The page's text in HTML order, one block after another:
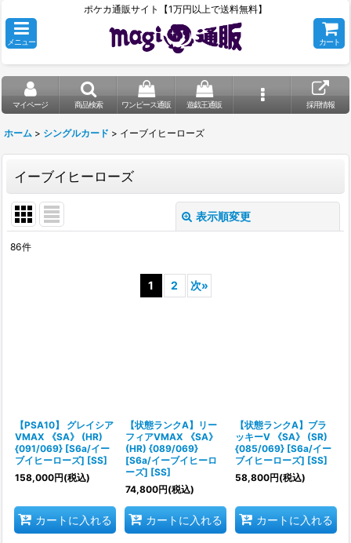
ポケカ通販サイト【1万円以上で送料無料】
メニュー カート
マイページ 商品検索 ワンピース通販 遊戯王通販 採用情報
ホーム > シングルカード > イーブイヒーローズ
イーブイヒーローズ
表示順変更
86件
1 2 次»
【PSA10】 グレイシア
VMAX 《SA》 (HR)
{091/069} [S6a/イー
ブイヒーローズ] [SS]
158,000円(税込)
カートに入れる
【状態ランクA】リー
フィアVMAX 《SA》
(HR) {089/069}
[S6a/イーブイヒーロ
ーズ] [SS]
74,800円(税込)
カートに入れる
【状態ランクA】ブラ
ッキーV 《SA》 (SR)
{085/069} [S6a/イー
ブイヒーローズ] [SS]
58,800円(税込)
カートに入れる